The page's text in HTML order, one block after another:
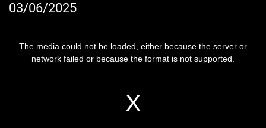
03/06/2025
The media could not be loaded, either because the server or
network failed or because the format is not supported.